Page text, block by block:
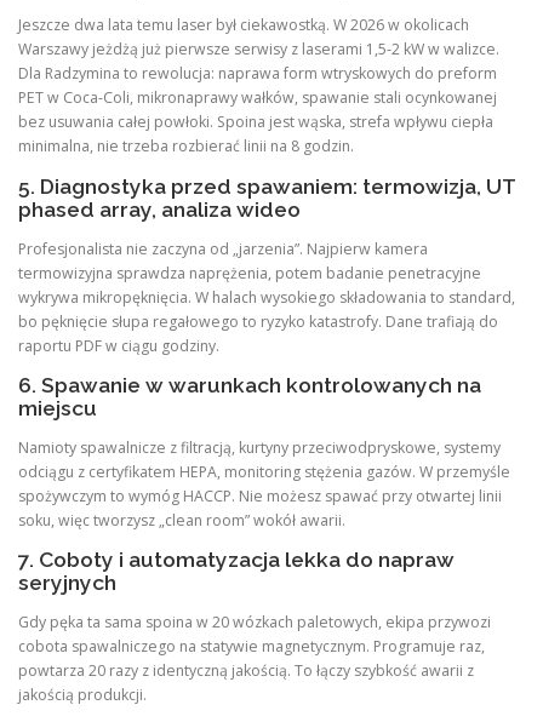
Jeszcze dwa lata temu laser był ciekawostką. W 2026 w okolicach
Warszawy jeżdżą już pierwsze serwisy z laserami 1,5-2 kW w walizce.
Dla Radzymina to rewolucja: naprawa form wtryskowych do preform
PET w Coca-Coli, mikronaprawy wałków, spawanie stali ocynkowanej
bez usuwania całej powłoki. Spoina jest wąska, strefa wpływu ciepła
minimalna, nie trzeba rozbierać linii na 8 godzin.
5. Diagnostyka przed spawaniem: termowizja, UT
phased array, analiza wideo
Profesjonalista nie zaczyna od „jarzenia”. Najpierw kamera
termowizyjna sprawdza naprężenia, potem badanie penetracyjne
wykrywa mikropęknięcia. W halach wysokiego składowania to standard,
bo pęknięcie słupa regałowego to ryzyko katastrofy. Dane trafiają do
raportu PDF w ciągu godziny.
6. Spawanie w warunkach kontrolowanych na
miejscu
Namioty spawalnicze z filtracją, kurtyny przeciwodpryskowe, systemy
odciągu z certyfikatem HEPA, monitoring stężenia gazów. W przemyśle
spożywczym to wymóg HACCP. Nie możesz spawać przy otwartej linii
soku, więc tworzysz „clean room” wokół awarii.
7. Coboty i automatyzacja lekka do napraw
seryjnych
Gdy pęka ta sama spoina w 20 wózkach paletowych, ekipa przywozi
cobota spawalniczego na statywie magnetycznym. Programuje raz,
powtarza 20 razy z identyczną jakością. To łączy szybkość awarii z
jakością produkcji.